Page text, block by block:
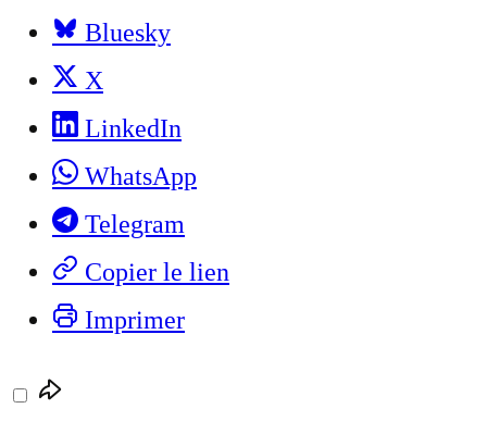
Bluesky
X
LinkedIn
WhatsApp
Telegram
Copier le lien
Imprimer